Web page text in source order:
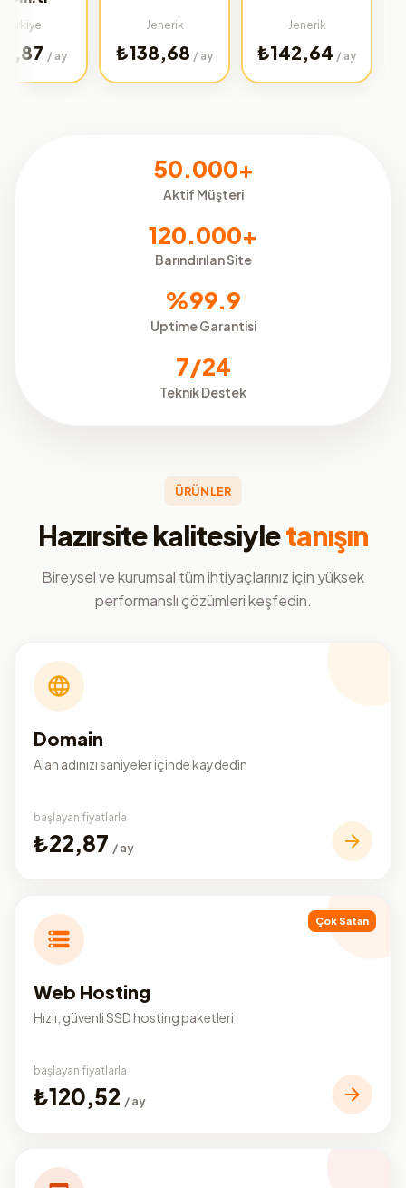
₺138,68 / ay ₺142,64 / ay
50.000+
Aktif Müşteri
120.000+
Barındırılan Site
%99.9
Uptime Garantisi
7/24
Teknik Destek
ÜRÜNLER
Hazırsite kalitesiyletanışın
Bireysel ve kurumsal tüm ihtiyaçlarınız için yüksek
performanslı çözümleri keşfedin.
Domain
Alan adınızı saniyeler içinde kaydedin
başlayan fiyatlarla
₺22,87 / ay
Çok Satan
Web Hosting
Hızlı, güvenli SSD hosting paketleri
başlayan fiyatlarla
₺120,52 / ay